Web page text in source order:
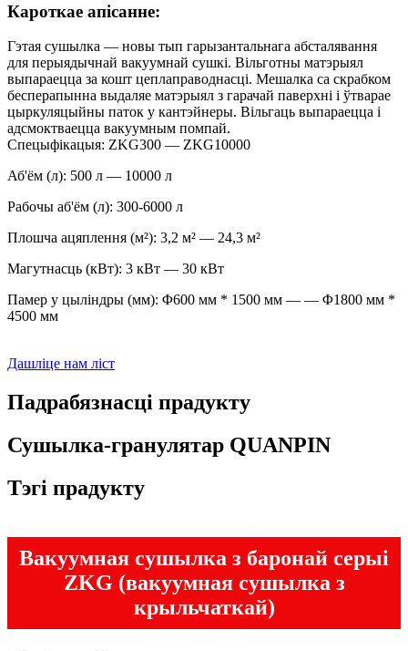
Кароткае апісанне:
Гэтая сушылка — новы тып гарызантальнага абсталявання
для перыядычнай вакуумнай сушкі. Вільготны матэрыял
выпараецца за кошт цеплаправоднасці. Мешалка са скрабком
бесперапынна выдаляе матэрыял з гарачай паверхні і ўтварае
цыркуляцыйны паток у кантэйнеры. Вільгаць выпараецца і
адсмоктваецца вакуумным помпай.
Спецыфікацыя: ZKG300 — ZKG10000
Аб'ём (л): 500 л — 10000 л
Рабочы аб'ём (л): 300-6000 л
Плошча ацяплення (м²): 3,2 м² — 24,3 м²
Магутнасць (кВт): 3 кВт — 30 кВт
Памер у цыліндры (мм): Φ600 мм * 1500 мм — — Φ1800 мм *
4500 мм
Дашліце нам ліст
Падрабязнасці прадукту
Сушылка-гранулятар QUANPIN
Тэгі прадукту
Вакуумная сушылка з баронай серыі
ZKG (вакуумная сушылка з
крыльчаткай)